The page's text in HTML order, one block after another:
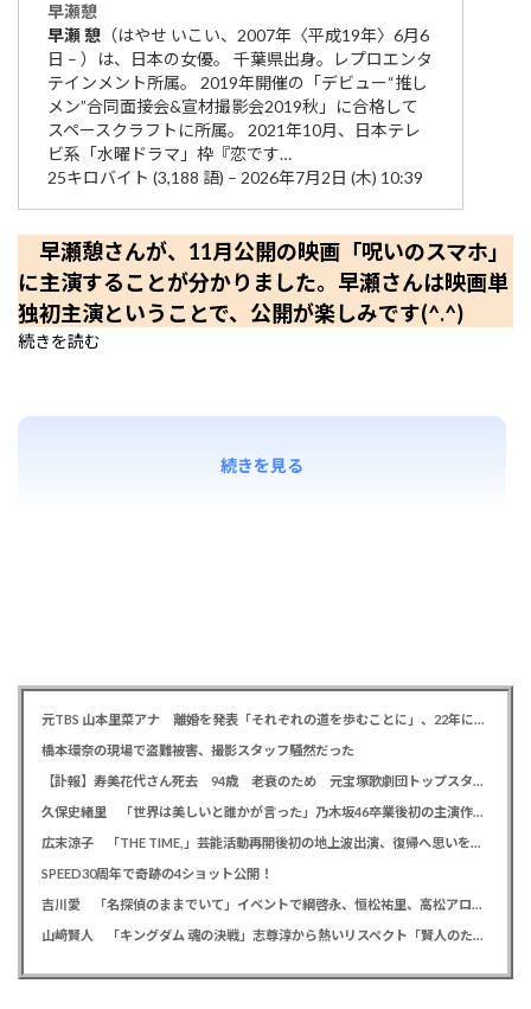
早瀬憩
早瀬憩 （はやせ いこい、2007年〈平成19年〉6月6
日 – ）は、日本の女優。 千葉県出身。レプロエンタ
テインメント所属。 2019年開催の「デビュー“推し
メン”合同面接会&宣材撮影会2019秋」に合格して
スペースクラフトに所属。 2021年10月、日本テレ
ビ系「水曜ドラマ」枠『恋です…
25キロバイト (3,188 語) – 2026年7月2日 (木) 10:39
早瀬憩さんが、11月公開の映画「呪いのスマホ」
に主演することが分かりました。早瀬さんは映画単
独初主演ということで、公開が楽しみです(^.^)
続きを読む
続きを見る
元TBS 山本里菜アナ 離婚を発表「それぞれの道を歩むことに」、22年に一般男性と結婚
橋本環奈の現場で盗難被害、撮影スタッフ騒然だった
【訃報】寿美花代さん死去 94歳 老衰のため 元宝塚歌劇団トップスター、夫は高島忠夫さん、息子は高嶋政宏・政伸
久保史緒里 「世界は美しいと誰かが言った」乃木坂46卒業後初の主演作で母親役に「すごく貴重な経験をさせていただいた」
広末涼子 「THE TIME,」芸能活動再開後初の地上波出演、復帰へ思いを告白「自分の弱い部分だったり…」
SPEED30周年で奇跡の4ショット公開！
吉川愛 「名探偵のままでいて」イベントで綱啓永、恒松祐里、高松アロハと息ピッタリの仲良しトーク
山﨑賢人 「キングダム 魂の決戦」志尊淳から熱いリスペクト「賢人のためだったらみんな頑張る」